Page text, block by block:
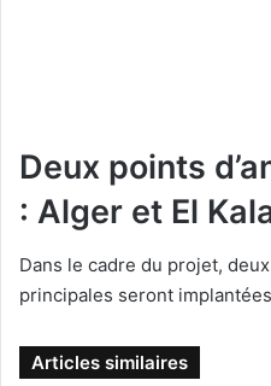
Deux points
: Alger et El
Dans le cadre du projet,
principales seront
Articles similaires